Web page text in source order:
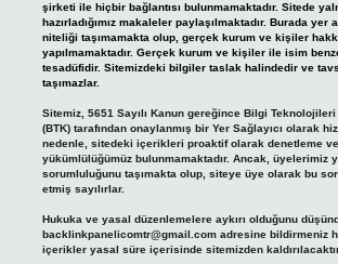
şirketi ile hiçbir bağlantısı bulunmamaktadır. Sitede
hazırladığımız makaleler paylaşılmaktadır. Burada
niteliği taşımamakta olup, gerçek kurum ve kişiler
yapılmamaktadır. Gerçek kurum ve kişiler ile isim
tesadüfidir. Sitemizdeki bilgiler taslak halindedir ve
taşımazlar.
Sitemiz, 5651 Sayılı Kanun gereğince Bilgi
(BTK) tarafından onaylanmış bir Yer Sağlayıcı olarak
nedenle, sitedeki içerikleri proaktif olarak denetleme
yükümlülüğümüz bulunmamaktadır. Ancak, üyelerimiz
sorumluluğunu taşımakta olup, siteye üye olarak bu
etmiş sayılırlar.
Hukuka ve yasal düzenlemelere aykırı olduğunu
backlinkpanelicomtr@gmail.comadresine bildirmeniz
içerikler yasal süre içerisinde sitemizden